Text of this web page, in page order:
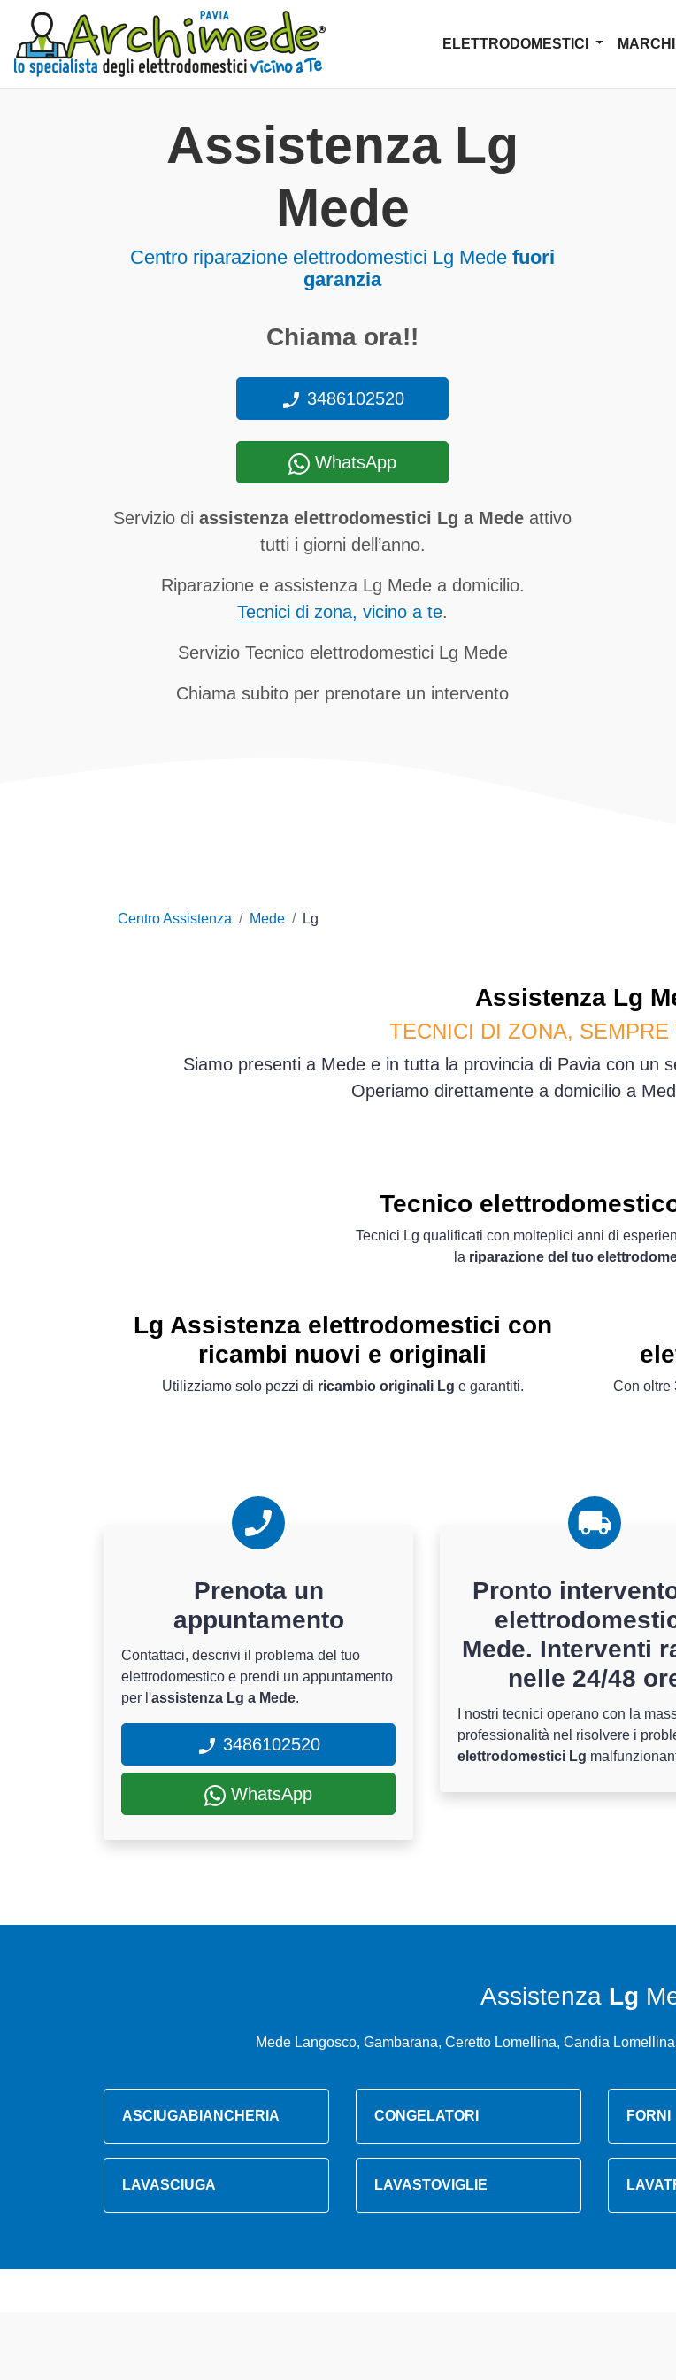
ELETTRODOMESTICI MARCHI
Assistenza Lg
Mede
Centro riparazione elettrodomestici Lg Mede fuori
garanzia
Chiama ora!!
3486102520
WhatsApp
Servizio di assistenza elettrodomestici Lg a Mede attivo
tutti i giorni dell’anno.
Riparazione e assistenza Lg Mede a domicilio.
Tecnici di zona, vicino a te.
Servizio Tecnico elettrodomestici Lg Mede
Chiama subito per prenotare un intervento
Centro Assistenza Mede Lg
Assistenza Lg
TECNICI DI ZONA, SEMPRE
Siamo presenti a Mede e in tutta la provincia di Pavia con un
Operiamo direttamente a domicilio a
Tecnico
Tecnici Lg qualificati con molteplici anni di
la riparazione del tuo
Lg Assistenza elettrodomestici con
ricambi nuovi e originali
Utilizziamo solo pezzi di ricambio originali Lg e garantiti.
Con oltre
Prenota un
appuntamento
Contattaci, descrivi il problema del tuo
elettrodomestico e prendi un appuntamento
per l'assistenza Lg a Mede.
3486102520
WhatsApp
Pronto
Mede. Interventi
nelle 24/48
I nostri tecnici operano con la
professionalità nel risolvere i
elettrodomestici Lg
Assistenza Lg
Mede Langosco, Gambarana, Ceretto Lomellina, Candia
ASCIUGABIANCHERIA CONGELATORI FORNI
LAVASCIUGA LAVASTOVIGLIE